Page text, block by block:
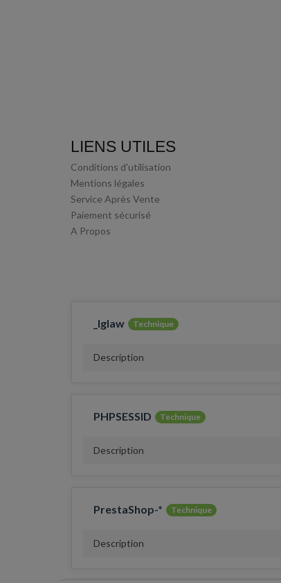
LIENS UTILES
Conditions d'utilisation
Mentions légales
Service Après Vente
Paiement sécurisé
A Propos
_lglaw Technique
Description
PHPSESSID Technique
Description
PrestaShop-* Technique
Description